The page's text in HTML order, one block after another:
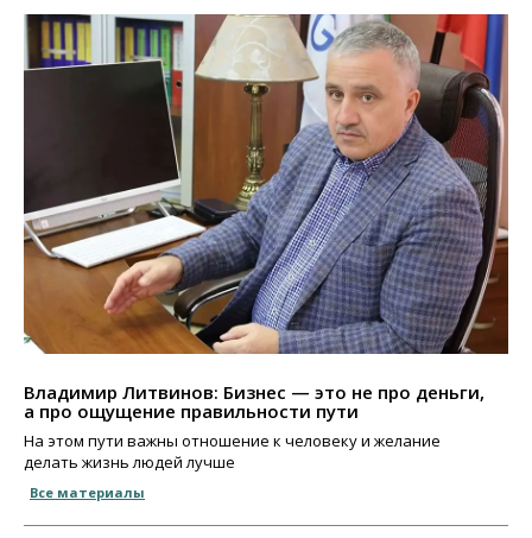
Владимир Литвинов: Бизнес — это не про деньги,
а про ощущение правильности пути
На этом пути важны отношение к человеку и желание
делать жизнь людей лучше
Все материалы